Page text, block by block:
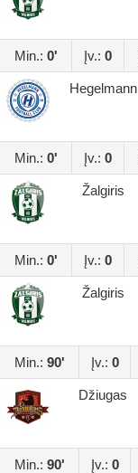
Min.: 0' Įv.: 0
Hegelmann
Min.: 0' Įv.: 0
Žalgiris
Min.: 0' Įv.: 0
Žalgiris
Min.: 90' Įv.: 0
Džiugas
Min.: 90' Įv.: 0